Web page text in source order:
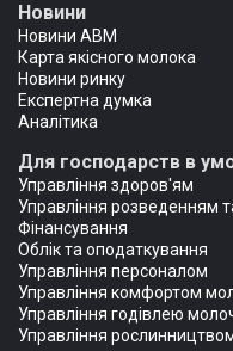
Новини
Новини АВМ
Карта якісного молока
Новини ринку
Експертна думка
Аналітика
Для господарств в
Управління здоров'ям
Управління розведенням
Фінансування
Облік та оподаткування
Управління персоналом
Управління комфортом
Управління годівлею
Управління